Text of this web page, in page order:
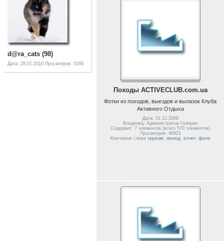
d@ra_cats (98)
Дата: 28.01.2010 Просмотров: 5189
Походы ACTIVECLUB.com.ua
Фотки из походов, выездов и вылазок Клуба
Активного Отдыха
Дата: 31.12.2009
Владелец: Администратор Галереи
Содержит: 7 элементов (всего 570 элементов)
Просмотров: 46921
Ключевые слова туризм , поход, отчет, фото